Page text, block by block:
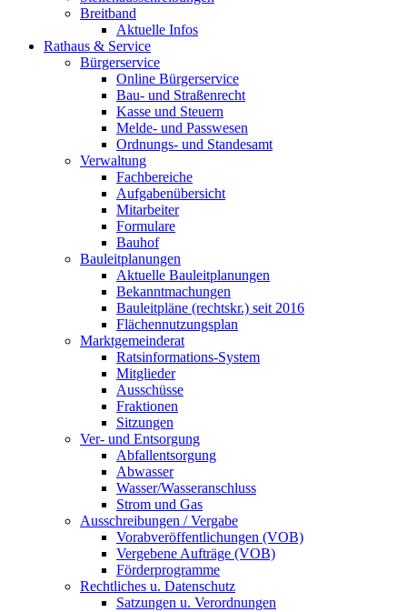
Breitband
Aktuelle Infos
Rathaus & Service
Bürgerservice
Online Bürgerservice
Bau- und Straßenrecht
Kasse und Steuern
Melde- und Passwesen
Ordnungs- und Standesamt
Verwaltung
Fachbereiche
Aufgabenübersicht
Mitarbeiter
Formulare
Bauhof
Bauleitplanungen
Aktuelle Bauleitplanungen
Bekanntmachungen
Bauleitpläne (rechtskr.) seit 2016
Flächennutzungsplan
Marktgemeinderat
Ratsinformations-System
Mitglieder
Ausschüsse
Fraktionen
Sitzungen
Ver- und Entsorgung
Abfallentsorgung
Abwasser
Wasser/Wasseranschluss
Strom und Gas
Ausschreibungen / Vergabe
Vorabveröffentlichungen (VOB)
Vergebene Aufträge (VOB)
Förderprogramme
Rechtliches u. Datenschutz
Satzungen u. Verordnungen